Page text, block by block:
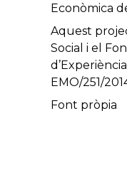
Econòmica
Aquest
Social i el
EMO/251/
Font pròpia